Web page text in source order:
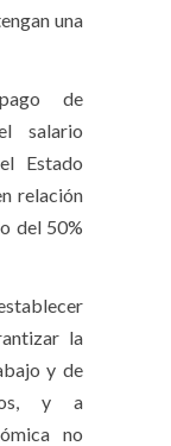
una
de
salario
Estado
relación
del 50%
la
y de
y a
no